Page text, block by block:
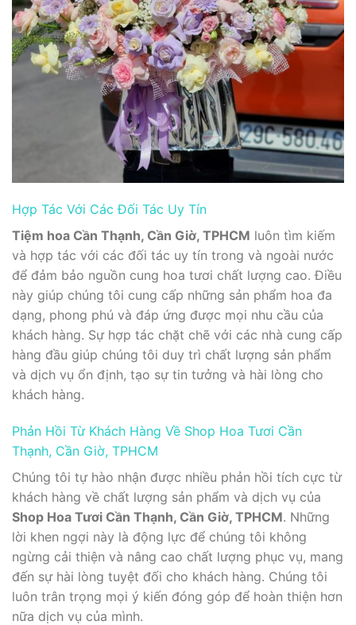
Hợp Tác Với Các Đối Tác Uy Tín
Tiệm hoa Cần Thạnh, Cần Giờ, TPHCM luôn tìm kiếm
và hợp tác với các đối tác uy tín trong và ngoài nước
để đảm bảo nguồn cung hoa tươi chất lượng cao. Điều
này giúp chúng tôi cung cấp những sản phẩm hoa đa
dạng, phong phú và đáp ứng được mọi nhu cầu của
khách hàng. Sự hợp tác chặt chẽ với các nhà cung cấp
hàng đầu giúp chúng tôi duy trì chất lượng sản phẩm
và dịch vụ ổn định, tạo sự tin tưởng và hài lòng cho
khách hàng.
Phản Hồi Từ Khách Hàng Về Shop Hoa Tươi Cần
Thạnh, Cần Giờ, TPHCM
Chúng tôi tự hào nhận được nhiều phản hồi tích cực từ
khách hàng về chất lượng sản phẩm và dịch vụ của
Shop Hoa Tươi Cần Thạnh, Cần Giờ, TPHCM. Những
lời khen ngợi này là động lực để chúng tôi không
ngừng cải thiện và nâng cao chất lượng phục vụ, mang
đến sự hài lòng tuyệt đối cho khách hàng. Chúng tôi
luôn trân trọng mọi ý kiến đóng góp để hoàn thiện hơn
nữa dịch vụ của mình.